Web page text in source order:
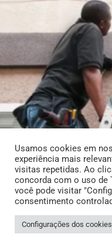
Usamos cookies em
experiência mais
visitas repetidas. Ao
concorda com o uso de
você pode visitar
consentimento
Configurações dos cookies